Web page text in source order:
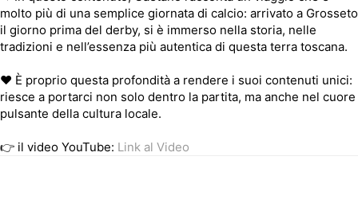
molto più di una semplice giornata di calcio: arrivato a Grosseto
il giorno prima del derby, si è immerso nella storia, nelle
tradizioni e nell’essenza più autentica di questa terra toscana.
❤️ È proprio questa profondità a rendere i suoi contenuti unici:
riesce a portarci non solo dentro la partita, ma anche nel cuore
pulsante della cultura locale.
👉 il video YouTube: Link al Video